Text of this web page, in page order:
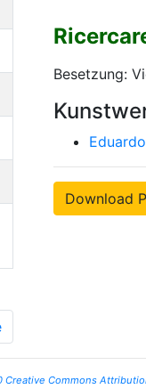
Besetzung:
Download
Creative Commons